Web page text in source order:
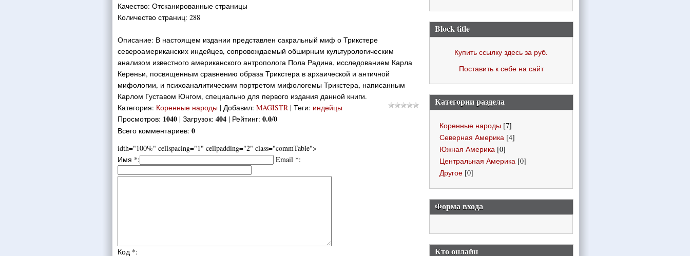
Качество: Отсканированные страницы
Количество страниц: 288
Описание: В настоящем издании представлен сакральный миф о Трикстере
североамериканских индейцев, сопровождаемый обширным культурологическим
анализом известного американского антрополога Пола Радина, исследованием Карла
Кереньи, посвященным сравнению образа Трикстера в архаической и античной
мифологии, и психоаналитическим портретом мифологемы Трикстера, написанным
Карлом Густавом Юнгом, специально для первого издания данной книги.
Категория: Коренные народы | Добавил: MAGISTR | Теги: индейцы
Просмотров: 1040 | Загрузок: 404 | Рейтинг: 0.0/0
Всего комментариев: 0
idth="100%" cellspacing="1" cellpadding="2" class="commTable">
Имя *:
Email *:
Код *:
Block title
Купить ссылку здесь за руб.
Поставить к себе на сайт
Категории раздела
Коренные народы [7]
Северная Америка [4]
Южная Америка [0]
Центральная Америка [0]
Другое [0]
Форма входа
Кто онлайн